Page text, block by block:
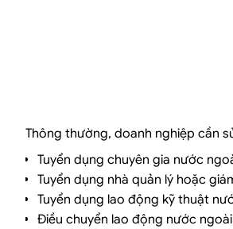
Thông thường, doanh nghiệp cần
Tuyển dụng chuyên gia nước
Tuyển dụng nhà quản lý hoặc
Tuyển dụng lao động kỹ thuật
Điều chuyển lao động nước